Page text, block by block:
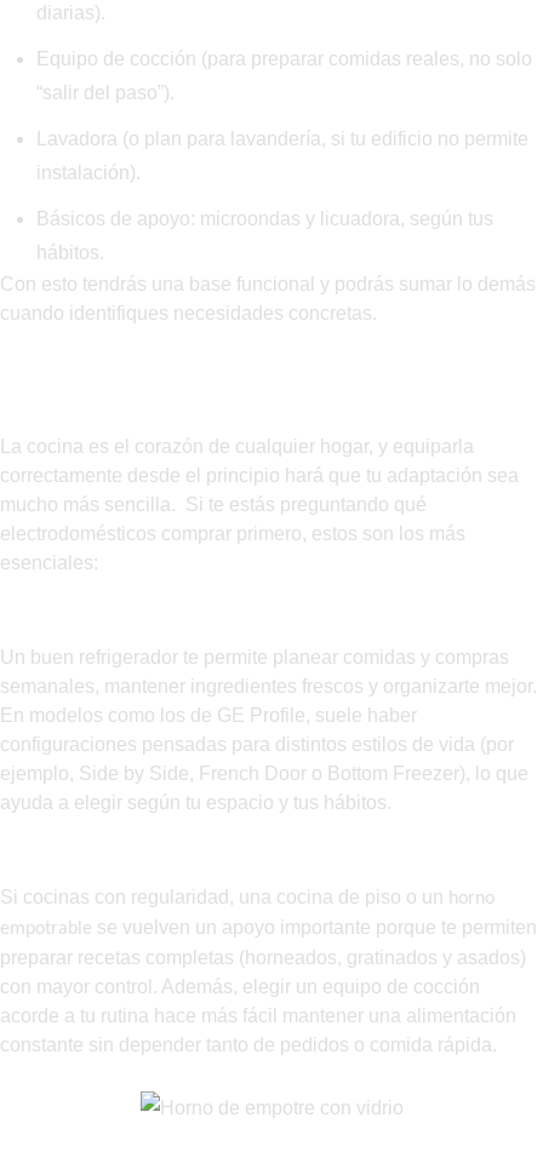
diarias).
Equipo de cocción (para preparar comidas reales, no solo
“salir del paso”).
Lavadora (o plan para lavandería, si tu edificio no permite
instalación).
Básicos de apoyo: microondas y licuadora, según tus
hábitos.
Con esto tendrás una base funcional y podrás sumar lo demás
cuando identifiques necesidades concretas.
La cocina es el corazón de cualquier hogar, y equiparla
correctamente desde el principio hará que tu adaptación sea
mucho más sencilla. Si te estás preguntando qué
electrodomésticos comprar primero, estos son los más
esenciales:
Un buen refrigerador te permite planear comidas y compras
semanales, mantener ingredientes frescos y organizarte mejor.
En modelos como los de GE Profile, suele haber
configuraciones pensadas para distintos estilos de vida (por
ejemplo, Side by Side, French Door o Bottom Freezer), lo que
ayuda a elegir según tu espacio y tus hábitos.
Si cocinas con regularidad, una cocina de piso o un horno
empotrable se vuelven un apoyo importante porque te permiten
preparar recetas completas (horneados, gratinados y asados)
con mayor control. Además, elegir un equipo de cocción
acorde a tu rutina hace más fácil mantener una alimentación
constante sin depender tanto de pedidos o comida rápida.